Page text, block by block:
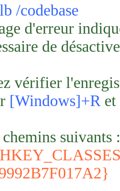
/codebase
d'erreur
de
vérifier
[Windows]+R
suivants :